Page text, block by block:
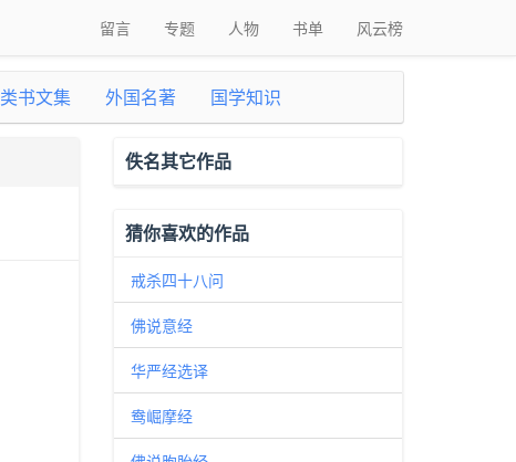
留言 专题 人物 书单 风云榜
类书文集 外国名著 国学知识
佚名其它作品
猜你喜欢的作品
戒杀四十八问
佛说意经
华严经选译
鸯崛摩经